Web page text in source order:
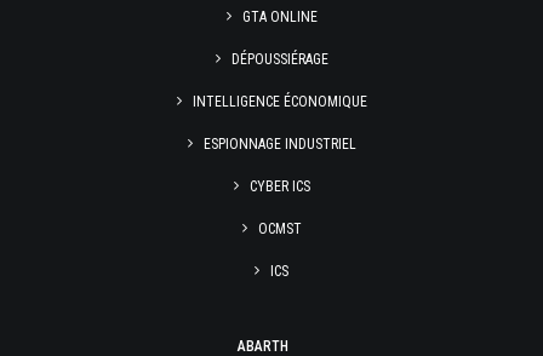
GTA ONLINE
DÉPOUSSIÉRAGE
INTELLIGENCE ÉCONOMIQUE
ESPIONNAGE INDUSTRIEL
CYBER ICS
OCMST
ICS
ABARTH